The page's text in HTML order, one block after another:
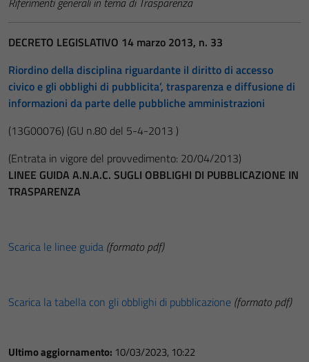
DECRETO LEGISLATIVO 14 marzo 2013, n. 33
Riordino della disciplina riguardante il diritto di accesso
civico e gli obblighi di pubblicita’, trasparenza e diffusione di
informazioni da parte delle pubbliche amministrazioni
(13G00076) (GU n.80 del 5-4-2013 )
(Entrata in vigore del provvedimento: 20/04/2013)
LINEE GUIDA A.N.A.C. SUGLI OBBLIGHI DI PUBBLICAZIONE IN
TRASPARENZA
Scarica le linee guida (formato pdf)
Scarica la tabella con gli obblighi di pubblicazione (formato pdf)
Ultimo aggiornamento: 10/03/2023, 10:22